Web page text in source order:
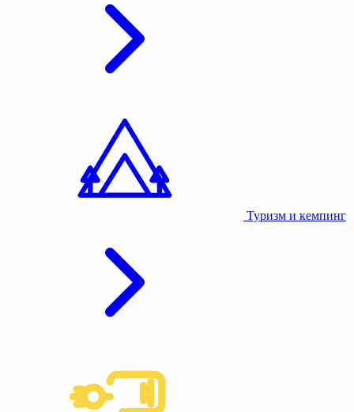
Туризм и кемпинг